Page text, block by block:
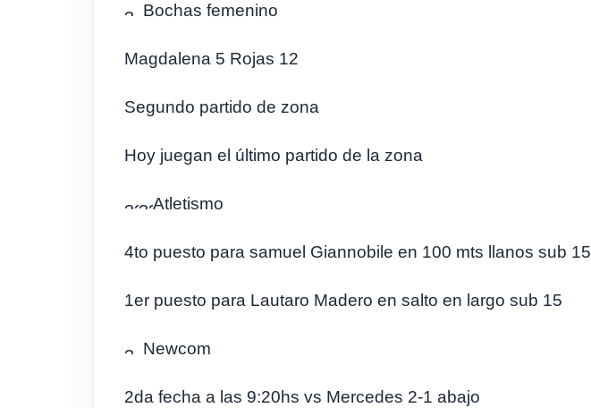
Bochas femenino
Magdalena 5 Rojas 12
Segundo partido de zona
Hoy juegan el último partido de la zona
Atletismo
4to puesto para samuel Giannobile en 100 mts llanos sub 15
1er puesto para Lautaro Madero en salto en largo sub 15
Newcom
2da fecha a las 9:20hs vs Mercedes 2-1 abajo